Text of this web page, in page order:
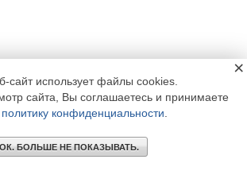
сайт использует файлы cookies.
сайта, Вы соглашаетесь и принимаете
политику конфиденциальности
ОК. БОЛЬШЕ НЕ ПОКАЗЫВАТЬ.
×